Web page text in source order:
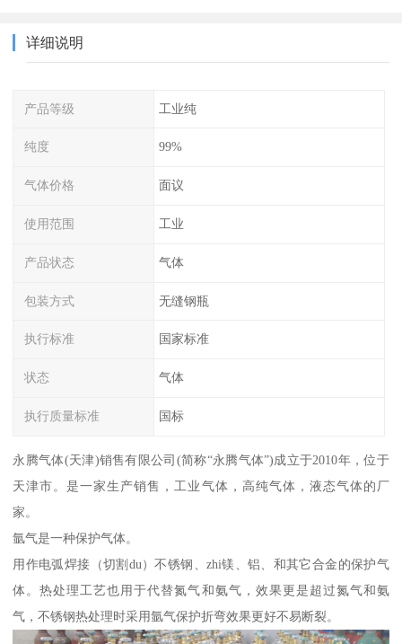
详细说明
产品等级 工业纯
纯度 99%
气体价格 面议
使用范围 工业
产品状态 气体
包装方式 无缝钢瓶
执行标准 国家标准
状态 气体
执行质量标准 国标
永腾气体(天津)销售有限公司(简称“永腾气体”)成立于2010年，位于
天津市。是一家生产销售，工业气体，高纯气体，液态气体的厂
家。
氩气是一种保护气体。
用作电弧焊接（切割du）不锈钢、zhi镁、铝、和其它合金的保护气
体。热处理工艺也用于代替氮气和氨气，效果更是超过氮气和氨
气，不锈钢热处理时采用氩气保护折弯效果更好不易断裂。